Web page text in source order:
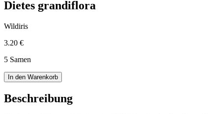
Dietes grandiflora
Wildiris
3.20 €
5 Samen
In den Warenkorb
Beschreibung